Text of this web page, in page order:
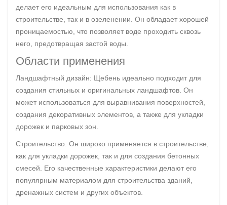
делает его идеальным для использования как в
строительстве, так и в озеленении. Он обладает хорошей
проницаемостью, что позволяет воде проходить сквозь
него, предотвращая застой воды.
Области применения
Ландшафтный дизайн: Щебень идеально подходит для
создания стильных и оригинальных ландшафтов. Он
может использоваться для выравнивания поверхностей,
создания декоративных элементов, а также для укладки
дорожек и парковых зон.
Строительство: Он широко применяется в строительстве,
как для укладки дорожек, так и для создания бетонных
смесей. Его качественные характеристики делают его
популярным материалом для строительства зданий,
дренажных систем и других объектов.